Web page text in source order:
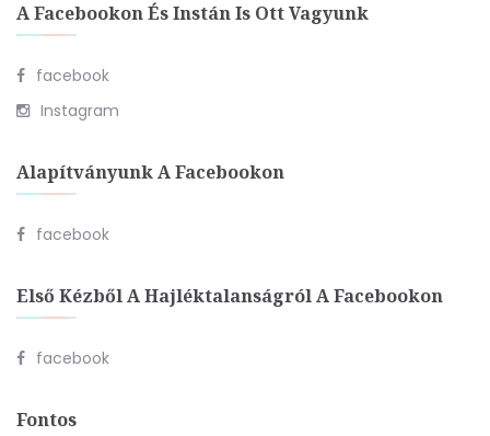
A Facebookon És Instán Is Ott Vagyunk
facebook
Instagram
Alapítványunk A Facebookon
facebook
Első Kézből A Hajléktalanságról A Facebookon
facebook
Fontos